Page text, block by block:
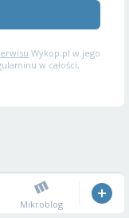
Wykop.pl w jego
w całości,
Mikroblog